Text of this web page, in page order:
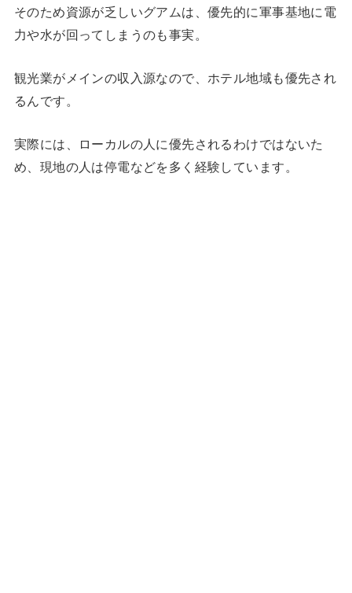
そのため資源が乏しいグアムは、優先的に軍事基地に電
力や水が回ってしまうのも事実。
観光業がメインの収入源なので、ホテル地域も優先され
るんです。
実際には、ローカルの人に優先されるわけではないた
め、現地の人は停電などを多く経験しています。